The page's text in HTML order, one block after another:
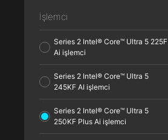
İşlemci
Series 2 Intel® Core™ Ultra 5 225F
Ai işlemci
Series 2 Intel® Core™ Ultra 5
245KF AI işlemci
Series 2 Intel® Core™ Ultra 5
250KF Plus Ai işlemci